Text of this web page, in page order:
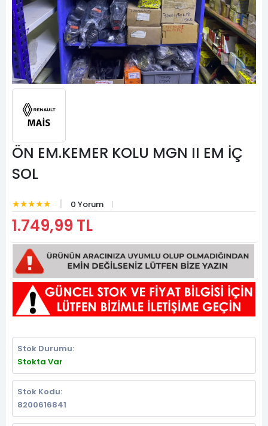
ÖN EM.KEMER KOLU MGN II EM İÇ
SOL
★★★★★ 0 Yorum
1.749,99 TL
Stok Durumu:
Stokta Var
Stok Kodu:
8200616841